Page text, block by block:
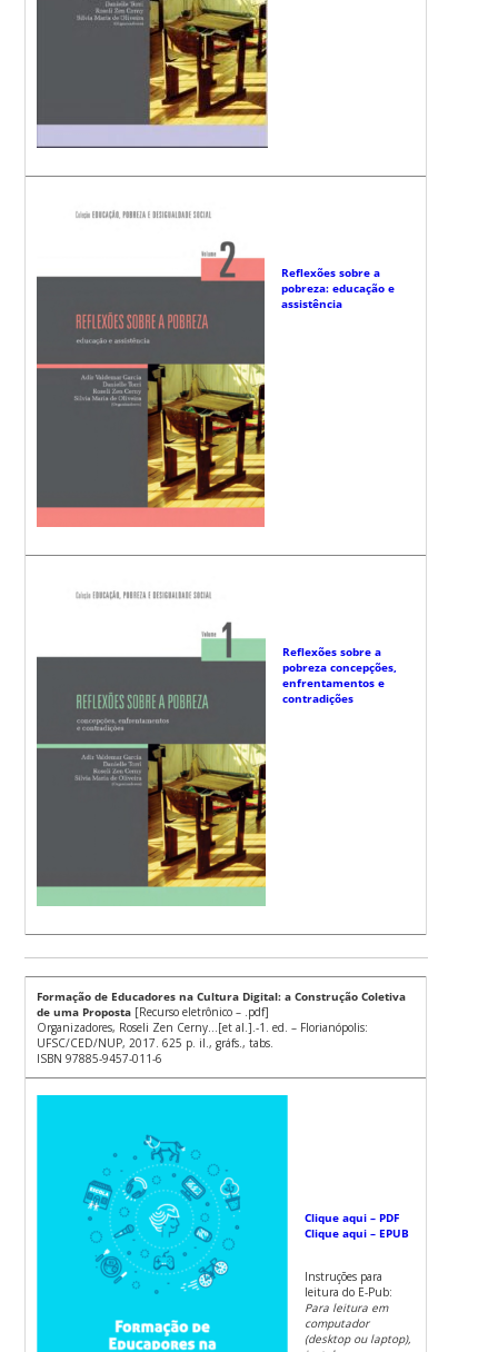
Reflexões sobre a
pobreza: educação e
assistência
Reflexões sobre a
pobreza concepções,
enfrentamentos e
contradições
Formação de Educadores na Cultura Digital: a Construção Coletiva
de uma Proposta [Recurso eletrônico – .pdf]
Organizadores, Roseli Zen Cerny…[et al.].-1. ed. – Florianópolis:
UFSC/CED/NUP, 2017. 625 p. il., gráfs., tabs.
ISBN 97885-9457-011-6
Clique aqui – PDF
Clique aqui – EPUB
Instruções para
leitura do E-Pub:
Para leitura em
computador
(desktop ou laptop),